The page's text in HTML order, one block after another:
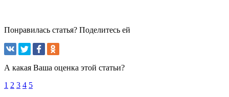
Понравилась статья? Поделитесь ей
А какая Ваша оценка этой статьи?
1 2 3 4 5